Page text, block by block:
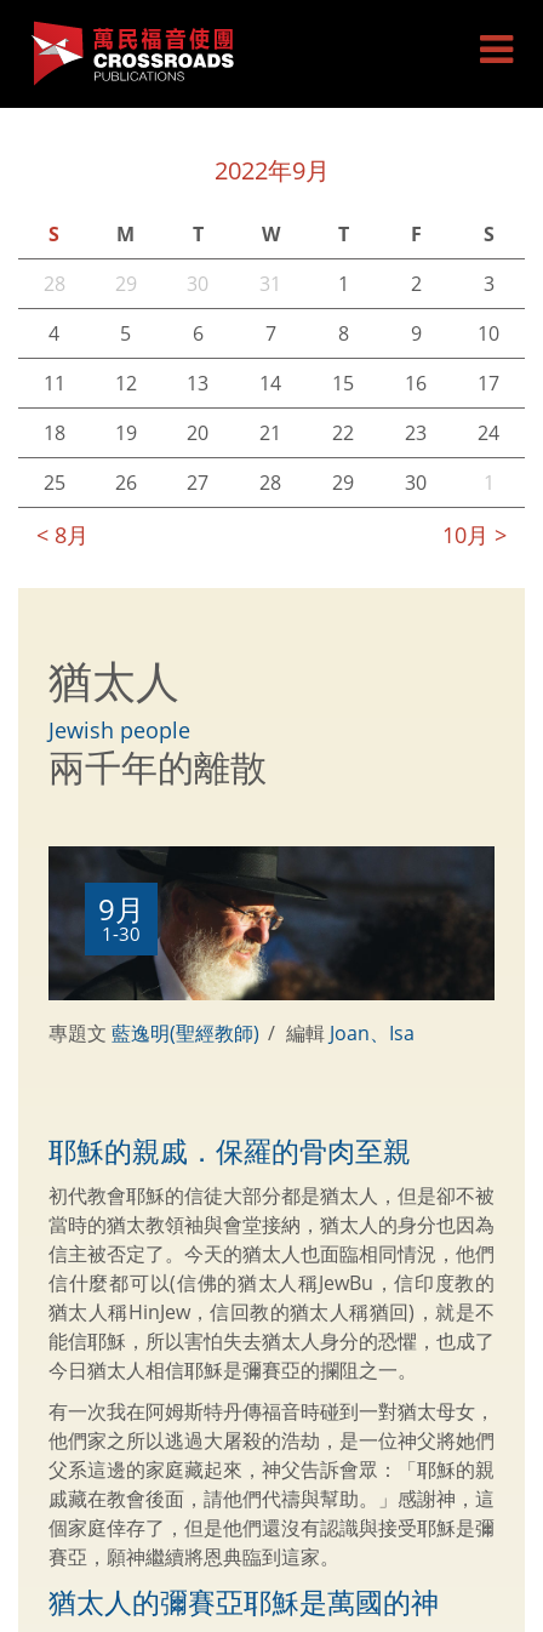
2022年9月
S M T W T F S
< 8月 10月 >
28 29 30 31 1 2
3
4
5 6 7 8 9
10
11
12 13 14 15 16
17
18
19 20 21 22 23
24
25
26 27 28 29 30 1
猶太人
Jewish people
兩千年的離散
9月
1-30
專題文 藍逸明(聖經教師) 編輯 Joan、Isa
耶穌的親戚．保羅的骨肉至親
初代教會耶穌的信徒大部分都是猶太人，但是卻不被
當時的猶太教領袖與會堂接納，猶太人的身分也因為
信主被否定了。今天的猶太人也面臨相同情況，他們
信什麼都可以(信佛的猶太人稱JewBu，信印度教的
猶太人稱HinJew，信回教的猶太人稱猶回)，就是不
能信耶穌，所以害怕失去猶太人身分的恐懼，也成了
今日猶太人相信耶穌是彌賽亞的攔阻之一。
有一次我在阿姆斯特丹傳福音時碰到一對猶太母女，
他們家之所以逃過大屠殺的浩劫，是一位神父將她們
父系這邊的家庭藏起來，神父告訴會眾：「耶穌的親
戚藏在教會後面，請他們代禱與幫助。」感謝神，這
個家庭倖存了，但是他們還沒有認識與接受耶穌是彌
賽亞，願神繼續將恩典臨到這家。
猶太人的彌賽亞耶穌是萬國的神